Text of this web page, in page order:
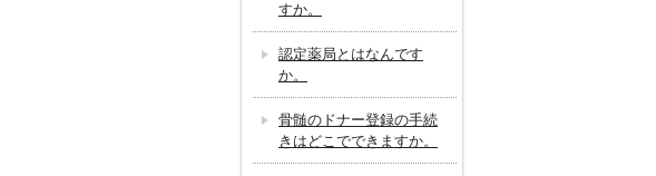
すか。
認定薬局とはなんです
か。
骨髄のドナー登録の手続
きはどこでできますか。